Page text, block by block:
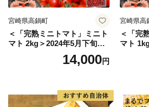
宮崎県高鍋町
＜「完熟ミニトマト」ミニト
マト 2kg＞2024年5月下旬迄
に順次出荷 野菜ソムリエサ
ミット アルル・リリカ共に
県 高鍋町産 産地直送 有機肥
料使用 高糖度 西森農園
14,000円
宮崎県高
＜「完
マト
に順次
ミット
県 高
料使用